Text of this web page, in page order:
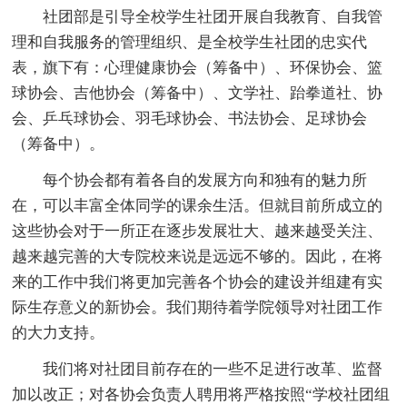
社团部是引导全校学生社团开展自我教育、自我管
理和自我服务的管理组织、是全校学生社团的忠实代
表，旗下有：心理健康协会（筹备中）、环保协会、篮
球协会、吉他协会（筹备中）、文学社、跆拳道社、协
会、乒乓球协会、羽毛球协会、书法协会、足球协会
（筹备中）。
每个协会都有着各自的发展方向和独有的魅力所
在，可以丰富全体同学的课余生活。但就目前所成立的
这些协会对于一所正在逐步发展壮大、越来越受关注、
越来越完善的大专院校来说是远远不够的。因此，在将
来的工作中我们将更加完善各个协会的建设并组建有实
际生存意义的新协会。我们期待着学院领导对社团工作
的大力支持。
我们将对社团目前存在的一些不足进行改革、监督
加以改正；对各协会负责人聘用将严格按照“学校社团组